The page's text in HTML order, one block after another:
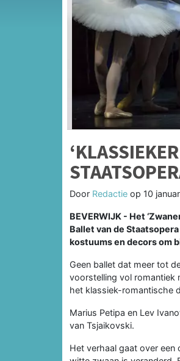
Door Redactie op 10
BEVERWIJK - Het
Ballet van de
kostuums en decors om
Geen ballet dat meer tot
voorstelling vol romantiek
het klassiek-romantische
Marius Petipa en Lev
van Tsjaikovski.
Het verhaal gaat over een